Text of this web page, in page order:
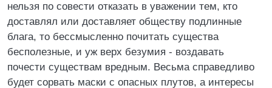
нельзя по совести отказать в уважении тем, кто
доставлял или доставляет обществу подлинные
блага, то бессмысленно почитать существа
бесполезные, и уж верх безумия - воздавать
почести существам вредным. Весьма справедливо
будет сорвать маски с опасных плутов, а интересы